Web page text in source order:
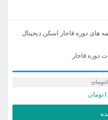
دوره قاجار
تومان
تومان